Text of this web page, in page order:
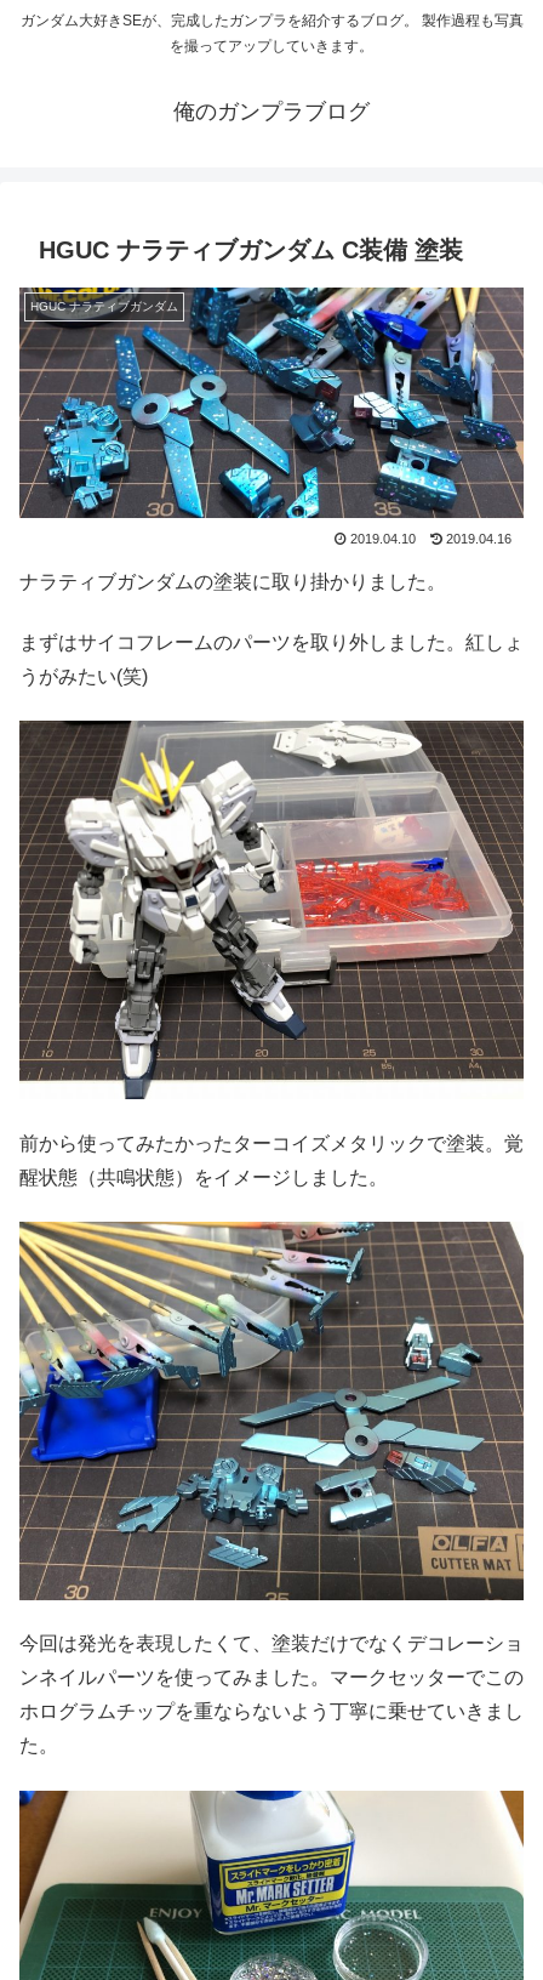
ガンダム大好きSEが、完成したガンプラを紹介するブログ。 製作過程も写真
を撮ってアップしていきます。
俺のガンプラブログ
HGUC ナラティブガンダム C装備 塗装
HGUC ナラティブガンダム
2019.04.10 2019.04.16
ナラティブガンダムの塗装に取り掛かりました。
まずはサイコフレームのパーツを取り外しました。紅しょ
うがみたい(笑)
前から使ってみたかったターコイズメタリックで塗装。覚
醒状態（共鳴状態）をイメージしました。
今回は発光を表現したくて、塗装だけでなくデコレーショ
ンネイルパーツを使ってみました。マークセッターでこの
ホログラムチップを重ならないよう丁寧に乗せていきまし
た。